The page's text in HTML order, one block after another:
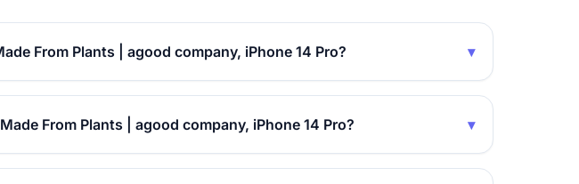
From Plants | agood company, iPhone 14 Pro? ▾
From Plants | agood company, iPhone 14 Pro? ▾